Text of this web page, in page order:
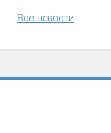
Все новости